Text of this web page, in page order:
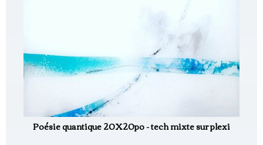
Poésie quantique 20X20po - tech mixte sur plexi